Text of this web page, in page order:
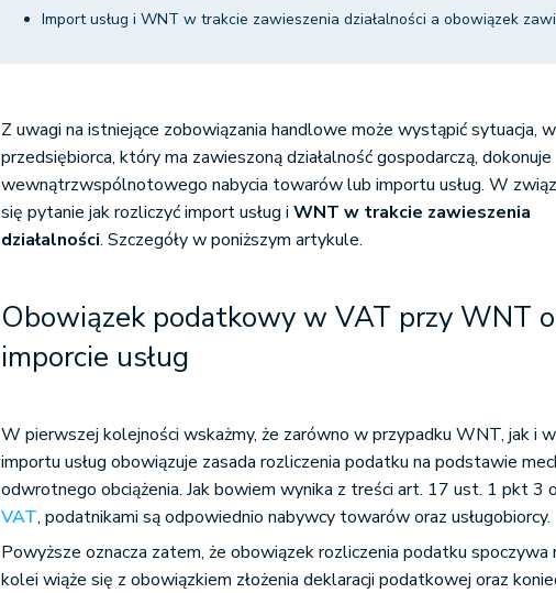
Import usług i WNT w trakcie zawieszenia działalności a obowiązek
Z uwagi na istniejące zobowiązania handlowe może wystąpić sytuacja,
przedsiębiorca, który ma zawieszoną działalność gospodarczą, dokonuje
wewnątrzwspólnotowego nabycia towarów lub importu usług. W
się pytanie jak rozliczyć import usług iWNT w trakcie zawieszenia
działalności. Szczegóły w poniższym artykule.
Obowiązek podatkowy w VAT przy WNT
imporcie usług
W pierwszej kolejności wskażmy, że zarówno w przypadku WNT, jak i
importu usług obowiązuje zasada rozliczenia podatku na podstawie
odwrotnego obciążenia. Jak bowiem wynika z treści art. 17 ust. 1 pkt 3
VAT, podatnikami są odpowiednio nabywcy towarów oraz usługobiorcy.
Powyższe oznacza zatem, że obowiązek rozliczenia podatku spoczywa
kolei wiąże się z obowiązkiem złożenia deklaracji podatkowej oraz